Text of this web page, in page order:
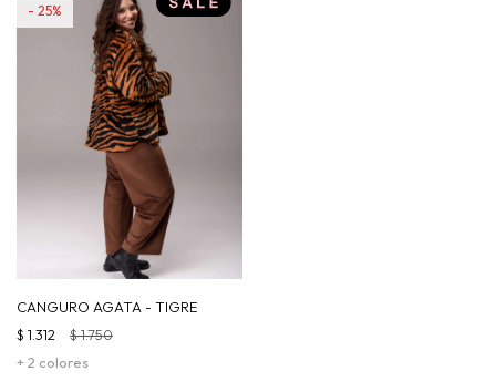
CANGURO AGATA - TIGRE
+ 2 colores
$ 1.312 $1.750
25